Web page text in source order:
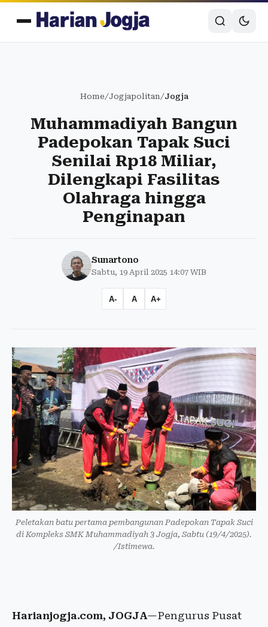
Home/Jogjapolitan/Jogja
Muhammadiyah Bangun
Padepokan Tapak Suci
Senilai Rp18 Miliar,
Dilengkapi Fasilitas
Olahraga hingga
Penginapan
Sunartono
Sabtu, 19 April 2025 14:07 WIB
A- A A+
Peletakan batu pertama pembangunan Padepokan Tapak Suci
di Kompleks SMK Muhammadiyah 3 Jogja, Sabtu (19/4/2025).
/Istimewa.
Harianjogja.com, JOGJA—Pengurus Pusat